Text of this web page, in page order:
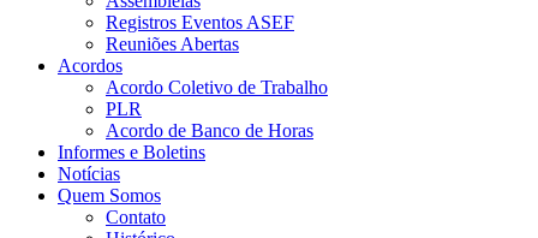
Registros Eventos ASEF
Reuniões Abertas
Acordos
Acordo Coletivo de Trabalho
PLR
Acordo de Banco de Horas
Informes e Boletins
Notícias
Quem Somos
Contato